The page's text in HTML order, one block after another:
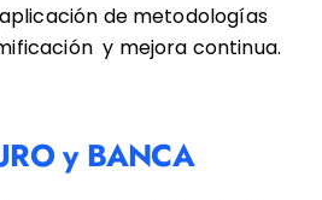
de metodologías
y mejora continua.
y BANCA